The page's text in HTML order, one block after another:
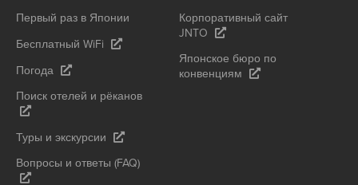
Первый раз в Японии
Бесплатный WiFi
Погода
Поиск отелей и рёканов
Туры и экскурсии
Вопросы и ответы (FAQ)
Корпоративный сайт
JNTO
Японское бюро по
конвенциям